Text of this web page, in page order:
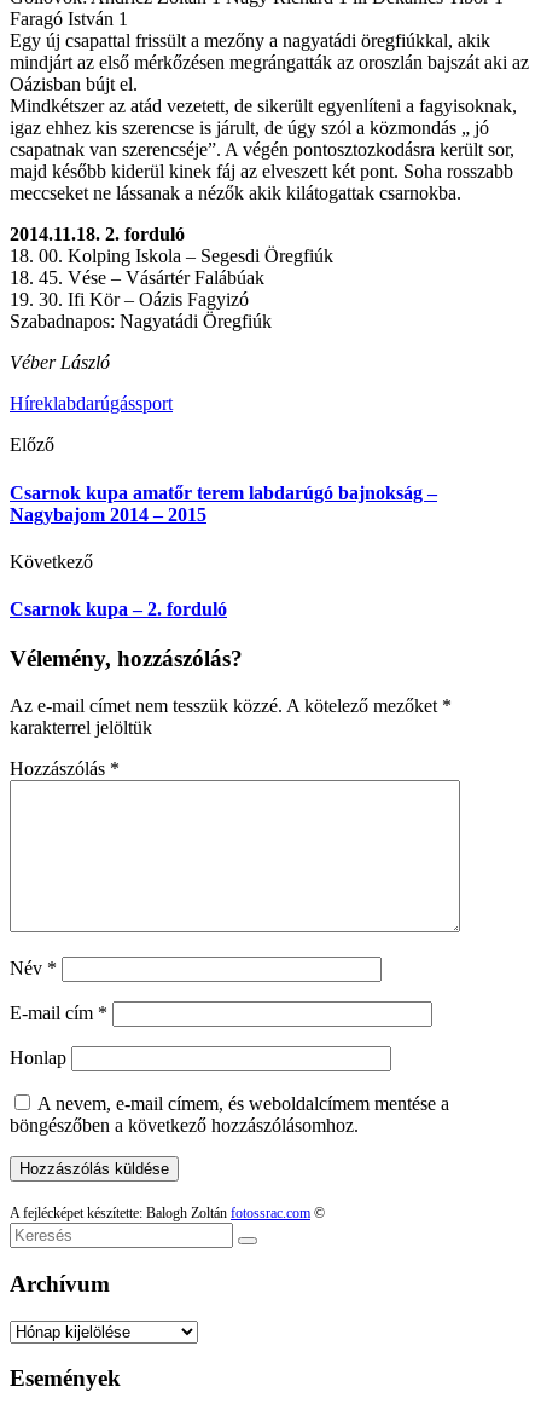
Faragó István 1
Egy új csapattal frissült a mezőny a nagyatádi öregfiúkkal, akik
mindjárt az első mérkőzésen megrángatták az oroszlán bajszát aki az
Oázisban bújt el.
Mindkétszer az atád vezetett, de sikerült egyenlíteni a fagyisoknak,
igaz ehhez kis szerencse is járult, de úgy szól a közmondás „ jó
csapatnak van szerencséje”. A végén pontosztozkodásra került sor,
majd később kiderül kinek fáj az elveszett két pont. Soha rosszabb
meccseket ne lássanak a nézők akik kilátogattak csarnokba.
2014.11.18. 2. forduló
18. 00. Kolping Iskola – Segesdi Öregfiúk
18. 45. Vése – Vásártér Falábúak
19. 30. Ifi Kör – Oázis Fagyizó
Szabadnapos: Nagyatádi Öregfiúk
Véber László
Híreklabdarúgássport
Előző
Csarnok kupa amatőr terem labdarúgó bajnokság –
Nagybajom 2014 – 2015
Következő
Csarnok kupa – 2. forduló
Vélemény, hozzászólás?
Az e-mail címet nem tesszük közzé. A kötelező mezőket *
karakterrel jelöltük
Hozzászólás *
Név *
E-mail cím *
Honlap
A nevem, e-mail címem, és weboldalcímem mentése a
böngészőben a következő hozzászólásomhoz.
A fejlécképet készítette: Balogh Zoltán fotossrac.com ©
Keresés
Archívum
Archívum
Események